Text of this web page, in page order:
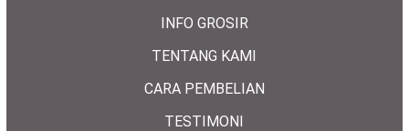
INFO GROSIR
TENTANG KAMI
CARA PEMBELIAN
TESTIMONI